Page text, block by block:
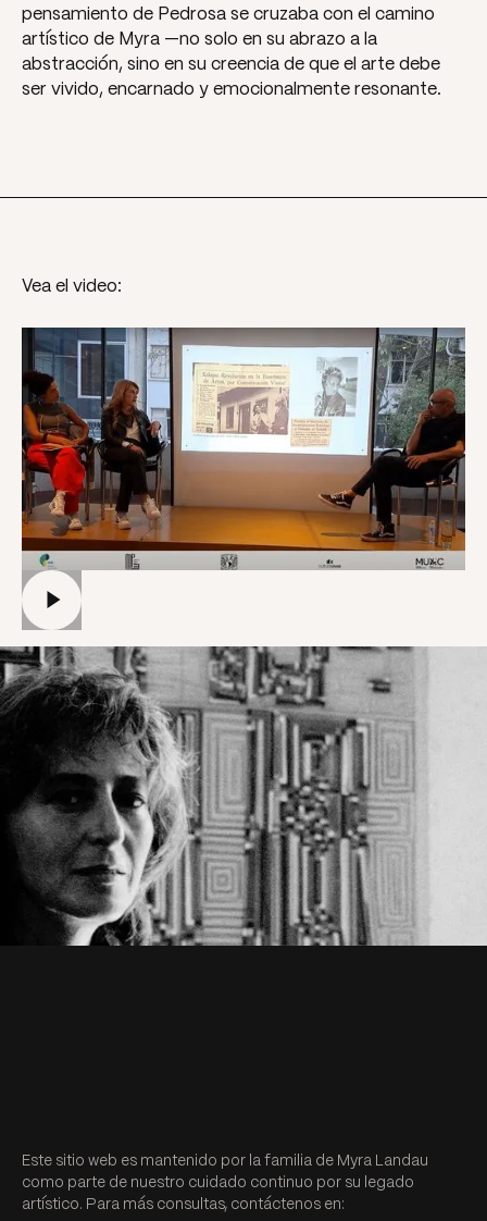
pensamiento de Pedrosa se cruzaba con el camino
artístico de Myra —no solo en su abrazo a la
abstracción, sino en su creencia de que el arte debe
ser vivido, encarnado y emocionalmente resonante.
Vea el video:
Este sitio web es mantenido por la familia de Myra Landau
como parte de nuestro cuidado continuo por su legado
artístico. Para más consultas, contáctenos en: